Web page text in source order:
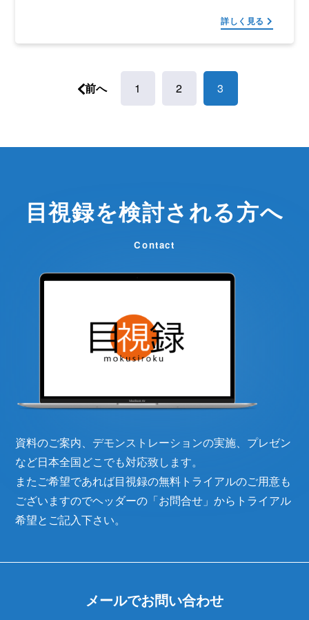
詳しく見る
前へ 1 2 3
目視録を検討される方へ
Contact
資料のご案内、デモンストレーションの実施、プレゼン
など日本全国どこでも対応致します。
またご希望であれば目視録の無料トライアルのご用意も
ございますのでヘッダーの「お問合せ」からトライアル
希望とご記入下さい。
メールでお問い合わせ